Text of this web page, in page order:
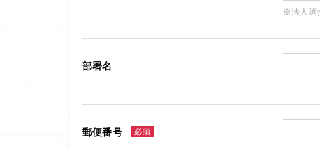
※法人選
部署名
郵便番号 必須